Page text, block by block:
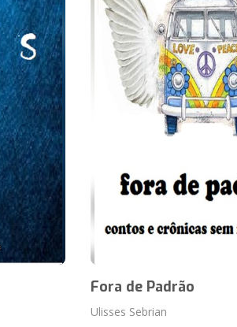
Fora de Padrão
Ulisses Sebrian